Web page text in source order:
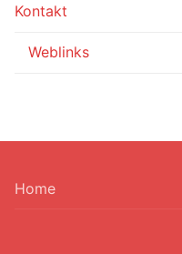
Kontakt
Weblinks
Home